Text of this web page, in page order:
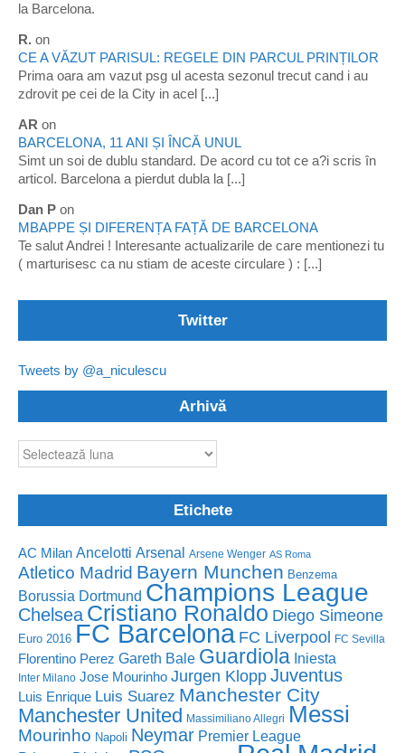
la Barcelona.
R. on
CE A VĂZUT PARISUL: REGELE DIN PARCUL PRINȚILOR
Prima oara am vazut psg ul acesta sezonul trecut cand i au
zdrovit pe cei de la City in acel [...]
AR on
BARCELONA, 11 ANI ȘI ÎNCĂ UNUL
Simt un soi de dublu standard. De acord cu tot ce a?i scris în
articol. Barcelona a pierdut dubla la [...]
Dan P on
MBAPPE ȘI DIFERENȚA FAȚĂ DE BARCELONA
Te salut Andrei ! Interesante actualizarile de care mentionezi tu
( marturisesc ca nu stiam de aceste circulare ) : [...]
Twitter
Tweets by @a_niculescu
Arhivă
Etichete
AC Milan Ancelotti Arsenal Arsene Wenger AS Roma
Atletico Madrid Bayern Munchen Benzema
Borussia Dortmund Champions League
Chelsea Cristiano Ronaldo Diego Simeone
Euro 2016 FC Barcelona FC Liverpool FC Sevilla
Florentino Perez Gareth Bale Guardiola Iniesta
Inter Milano Jose Mourinho Jurgen Klopp Juventus
Luis Enrique Luis Suarez Manchester City
Manchester United Massimiliano Allegri Messi
Mourinho Napoli Neymar Premier League